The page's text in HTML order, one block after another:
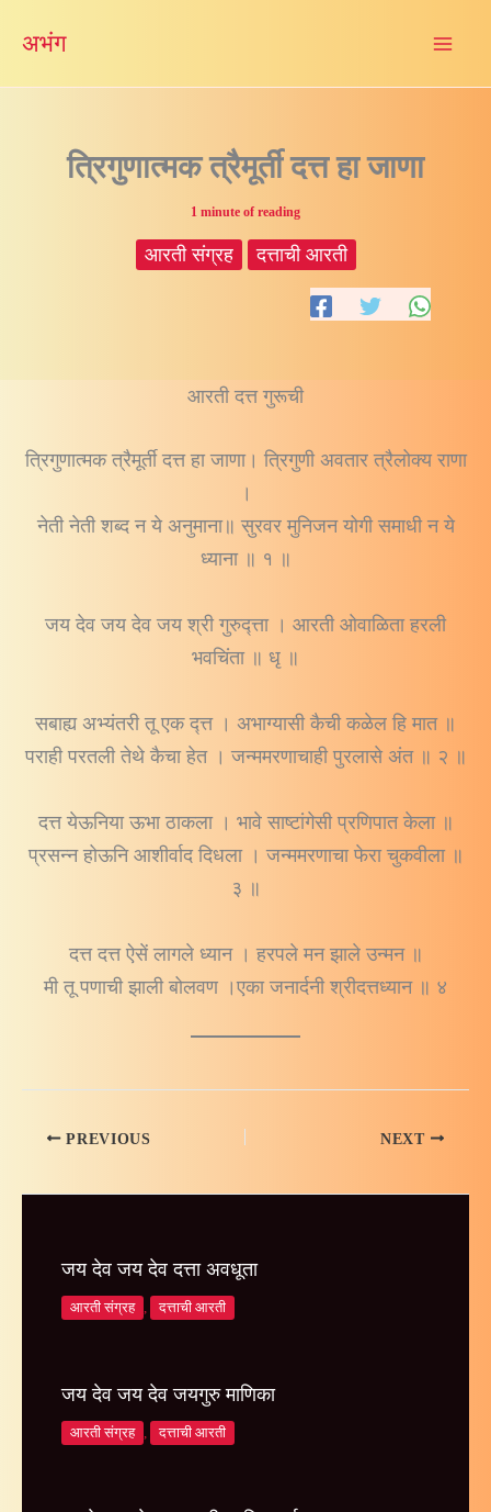
content
अभंग
त्रिगुणात्मक त्रैमूर्ती दत्त हा जाणा
1 minute of reading
आरती संग्रह दत्ताची आरती
आरती दत्त गुरूची
त्रिगुणात्मक त्रैमूर्ती दत्त हा जाणा। त्रिगुणी अवतार त्रैलोक्य राणा
।
नेती नेती शब्द न ये अनुमाना॥ सुरवर मुनिजन योगी समाधी न ये
ध्याना ॥ १ ॥
जय देव जय देव जय श्री गुरुद्त्ता । आरती ओवाळिता हरली
भवचिंता ॥ धृ ॥
सबाह्य अभ्यंतरी तू एक द्त्त । अभाग्यासी कैची कळेल हि मात ॥
पराही परतली तेथे कैचा हेत । जन्ममरणाचाही पुरलासे अंत ॥ २ ॥
दत्त येऊनिया ऊभा ठाकला । भावे साष्टांगेसी प्रणिपात केला ॥
प्रसन्न होऊनि आशीर्वाद दिधला । जन्ममरणाचा फेरा चुकवीला ॥
३ ॥
दत्त दत्त ऐसें लागले ध्यान । हरपले मन झाले उन्मन ॥
मी तू पणाची झाली बोलवण ।एका जनार्दनी श्रीदत्तध्यान ॥ ४
PREVIOUS NEXT
जय देव जय देव दत्ता अवधूता
आरती संग्रह दत्ताची आरती
जय देव जय देव जयगुरु माणिका
आरती संग्रह दत्ताची आरती